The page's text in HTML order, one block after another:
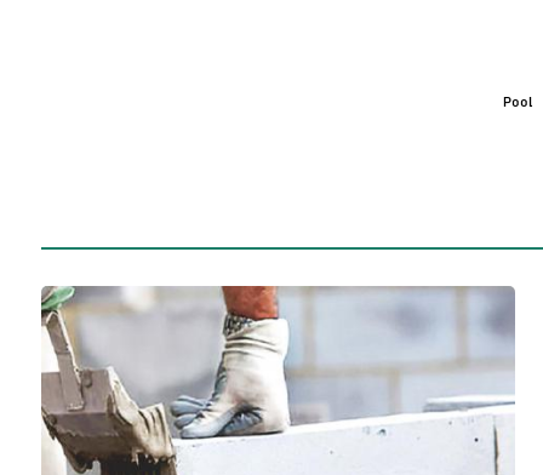
Pool